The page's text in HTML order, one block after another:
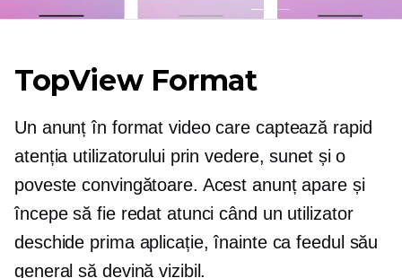
TopView Format
Un anunț în format video care captează rapid
atenția utilizatorului prin vedere, sunet și o
poveste convingătoare. Acest anunț apare și
începe să fie redat atunci când un utilizator
deschide prima aplicație, înainte ca feedul său
general să devină vizibil.